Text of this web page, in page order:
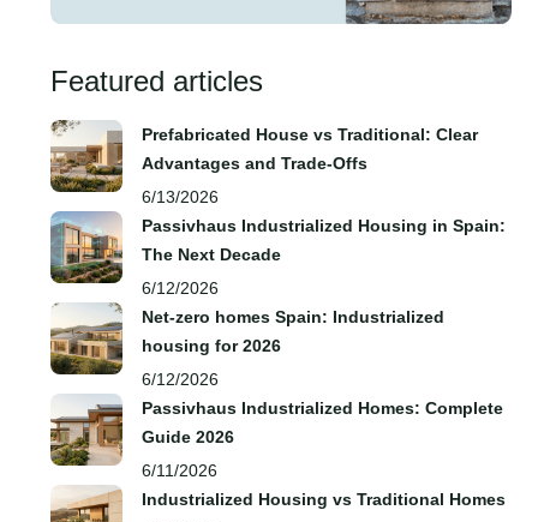
Featured articles
Prefabricated House vs Traditional: Clear
Advantages and Trade‑Offs
6/13/2026
Passivhaus Industrialized Housing in Spain:
The Next Decade
6/12/2026
Net-zero homes Spain: Industrialized
housing for 2026
6/12/2026
Passivhaus Industrialized Homes: Complete
Guide 2026
6/11/2026
Industrialized Housing vs Traditional Homes